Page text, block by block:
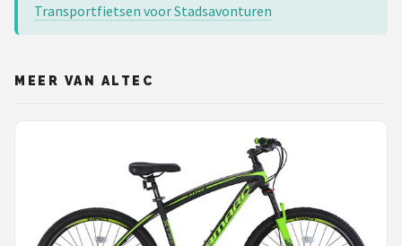
Transportfietsen voor Stadsavonturen
MEER VAN ALTEC